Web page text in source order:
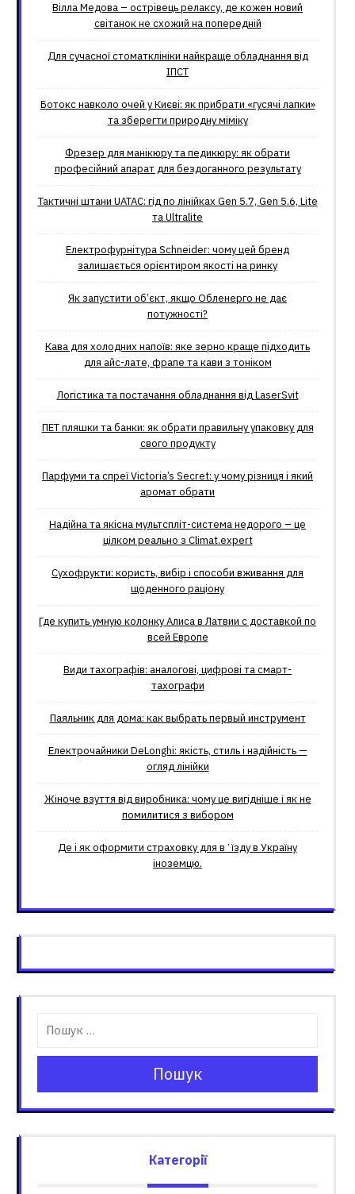
Вілла Медова – острівець релаксу, де кожен новий
світанок не схожий на попередній
Для сучасної стоматклініки найкраще обладнання від
ІПСТ
Ботокс навколо очей у Києві: як прибрати «гусячі лапки»
та зберегти природну міміку
Фрезер для манікюру та педикюру: як обрати
професійний апарат для бездоганного результату
Тактичні штани UATAC: гід по лінійках Gen 5.7, Gen 5.6, Lite
та Ultralite
Електрофурнітура Schneider: чому цей бренд
залишається орієнтиром якості на ринку
Як запустити об’єкт, якщо Обленерго не дає
потужності?
Кава для холодних напоїв: яке зерно краще підходить
для айс-лате, фрапе та кави з тоніком
Логістика та постачання обладнання від LaserSvit
ПЕТ пляшки та банки: як обрати правильну упаковку для
свого продукту
Парфуми та спреї Victoria’s Secret: у чому різниця і який
аромат обрати
Надійна та якісна мультспліт-система недорого – це
цілком реально з Climat.еxpert
Сухофрукти: користь, вибір і способи вживання для
щоденного раціону
Где купить умную колонку Алиса в Латвии с доставкой по
всей Европе
Види тахографів: аналогові, цифрові та смарт-
тахографи
Паяльник для дома: как выбрать первый инструмент
Електрочайники DeLonghi: якість, стиль і надійність —
огляд лінійки
Жіноче взуття від виробника: чому це вигідніше і як не
помилитися з вибором
Де і як оформити страховку для вʼїзду в Україну
іноземцю.
Пошук
Категорії